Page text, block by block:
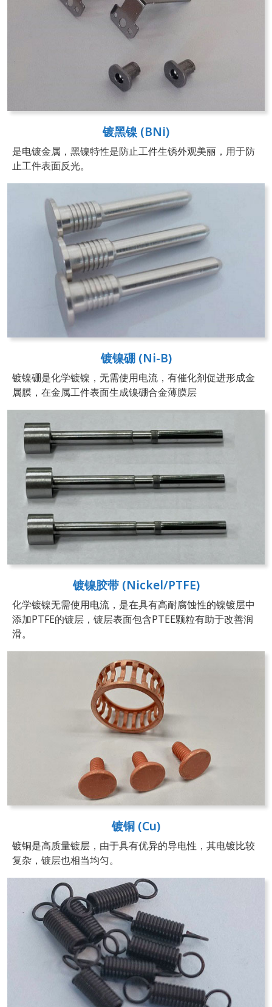
镀黑镍 (BNi)
是电镀金属，黑镍特性是防止工件生锈外观美丽，用于防
止工件表面反光。
镀镍硼 (Ni-B)
镀镍硼是化学镀镍，无需使用电流，有催化剂促进形成金
属膜，在金属工件表面生成镍硼合金薄膜层
镀镍胶带 (Nickel/PTFE)
化学镀镍无需使用电流，是在具有高耐腐蚀性的镍镀层中
添加PTFE的镀层，镀层表面包含PTEE颗粒有助于改善润
滑。
镀铜 (Cu)
镀铜是高质量镀层，由于具有优异的导电性，其电镀比较
复杂，镀层也相当均匀。